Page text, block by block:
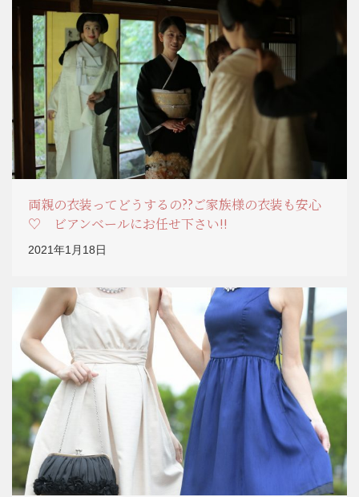
両親の衣装ってどうするの??ご家族様の衣装も安心
♡ ビアンベールにお任せ下さい!!
2021年1月18日